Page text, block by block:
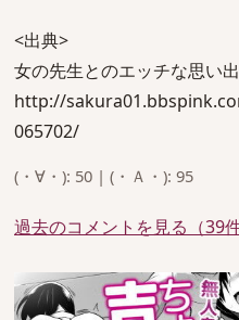
<出典>
女の先生とのエッチな思い
http://
065702/
(・∀・): 50 | (・Ａ・): 95
過去のコメントを見る（39件